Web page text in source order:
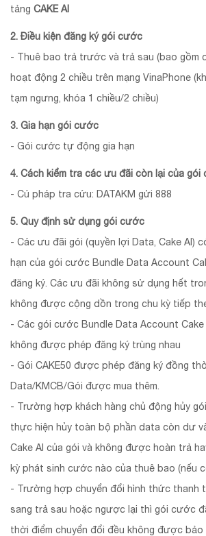
tảng CAKE AI
2. Điều kiện đăng ký gói cước
- Thuê bao trả trước và trả sau (bao gồm
hoạt động 2 chiều trên mạng VinaPhone
tạm ngưng, khóa 1 chiều/2 chiều)
3. Gia hạn gói cước
- Gói cước tự động gia hạn
4. Cách kiểm tra các ưu đãi còn lại của gói
- Cú pháp tra cứu: DATAKM gửi 888
5. Quy định sử dụng gói cước
- Các ưu đãi gói (quyền lợi Data, Cake AI)
hạn của gói cước Bundle Data Account
đăng ký. Các ưu đãi không sử dụng hết
không được cộng dồn trong chu kỳ tiếp
- Các gói cước Bundle Data Account Cake
không được phép đăng ký trùng nhau
- Gói CAKE50 được phép đăng ký đồng
Data/KMCB/Gói được mua thêm.
- Trường hợp khách hàng chủ động hủy
thực hiện hủy toàn bộ phần data còn dư
Cake AI của gói và không được hoàn trả
kỳ phát sinh cước nào của thuê bao (nếu
- Trường hợp chuyển đổi hình thức
sang trả sau hoặc ngược lại thì gói cước
thời điểm chuyển đổi đều không được bảo